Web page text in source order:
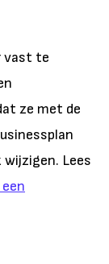
vast te
ze met de
Lees